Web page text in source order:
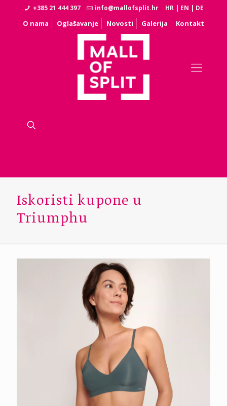
+385 21 444 397 info@mallofsplit.hr HR | EN | DE
O nama Oglašavanje Novosti Galerija Kontakt
Iskoristi kupone u
Triumphu